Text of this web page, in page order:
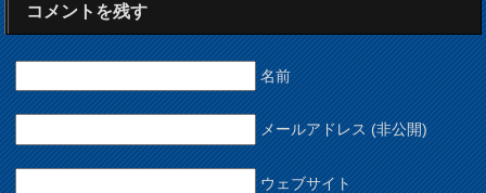
コメントを残す
名前
メールアドレス (非公開)
ウェブサイト